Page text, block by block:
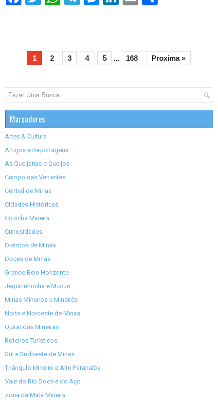
1 2 3 4 5 ... 168 Proxima »
Marcadores
Artes & Cultura
Artigos e Reportagens
As Queijarias e Queijos
Campo das Vertentes
Central de Minas
Cidades Históricas
Cozinha Mineira
Curiosidades
Distritos de Minas
Doces de Minas
Grande Belo Horizonte
Jequitinhonha e Mucuri
Minas Mineiros e Mineirês
Norte e Noroeste de Minas
Quitandas Mineiras
Roteiros Turísticos
Sul e Sudoeste de Minas
Triângulo Mineiro e Alto Paranaíba
Vale do Rio Doce e do Aço
Zona da Mata Mineira